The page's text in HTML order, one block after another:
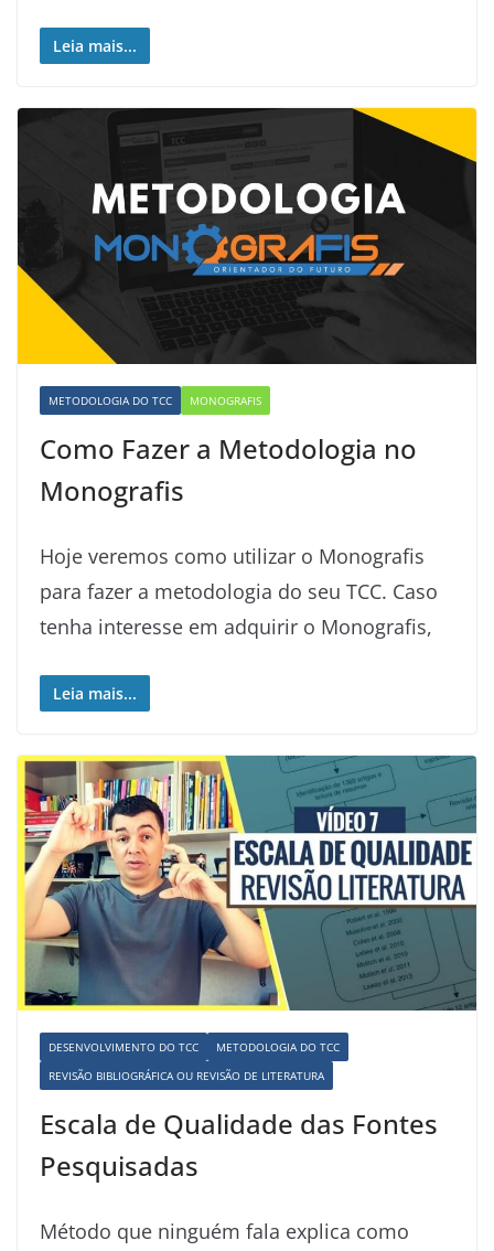
Leia mais...
METODOLOGIA DO TCC MONOGRAFIS
Como Fazer a Metodologia no
Monografis
Hoje veremos como utilizar o Monografis
para fazer a metodologia do seu TCC. Caso
tenha interesse em adquirir o Monografis,
Leia mais...
DESENVOLVIMENTO DO TCC
METODOLOGIA DO TCC
REVISÃO BIBLIOGRÁFICA OU REVISÃO DE LITERATURA
Escala de Qualidade das Fontes
Pesquisadas
Método que ninguém fala explica como